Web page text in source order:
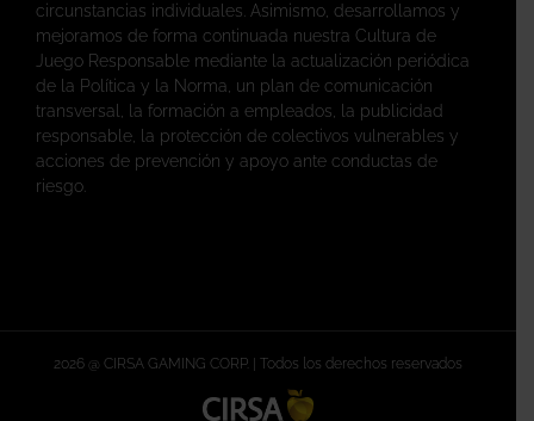
circunstancias individuales. Asimismo, desarrollamos y
mejoramos de forma continuada nuestra Cultura de
Juego Responsable mediante la actualización periódica
de la Política y la Norma, un plan de comunicación
transversal, la formación a empleados, la publicidad
responsable, la protección de colectivos vulnerables y
acciones de prevención y apoyo ante conductas de
riesgo.
2026 @ CIRSA GAMING CORP. | Todos los derechos reservados